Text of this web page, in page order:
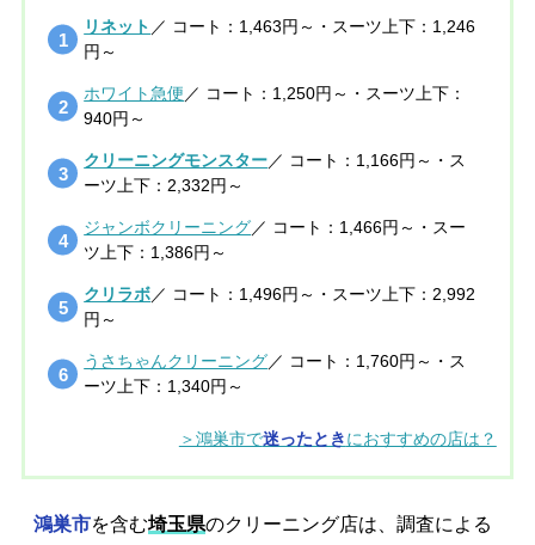
リネット ／ コート：1,463円～・スーツ上下：1,246
円～
ホワイト急便 ／ コート：1,250円～・スーツ上下：
940円～
クリーニングモンスター／ コート：1,166円～・ス
ーツ上下：2,332円～
ジャンボクリーニング／ コート：1,466円～・スー
ツ上下：1,386円～
クリラボ／ コート：1,496円～・スーツ上下：2,992
円～
うさちゃんクリーニング／ コート：1,760円～・ス
ーツ上下：1,340円～
＞鴻巣市で迷ったとき におすすめの店は？
鴻巣市を含む埼玉県のクリーニング店は、調査による